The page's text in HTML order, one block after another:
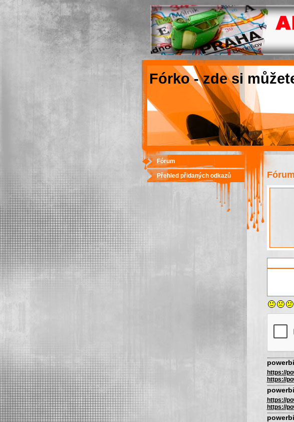
Fórko - zde si
Fórum
https://
https://
https://
https://
Fórum
Přehled přidaných odkazů